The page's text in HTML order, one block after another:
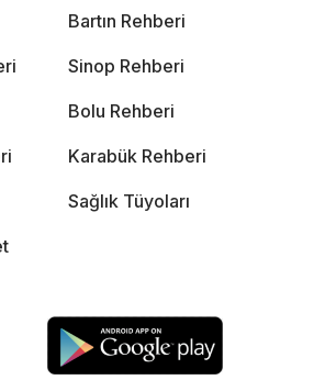
Bartın Rehberi
Sinop Rehberi
Bolu Rehberi
Karabük Rehberi
Sağlık Tüyoları